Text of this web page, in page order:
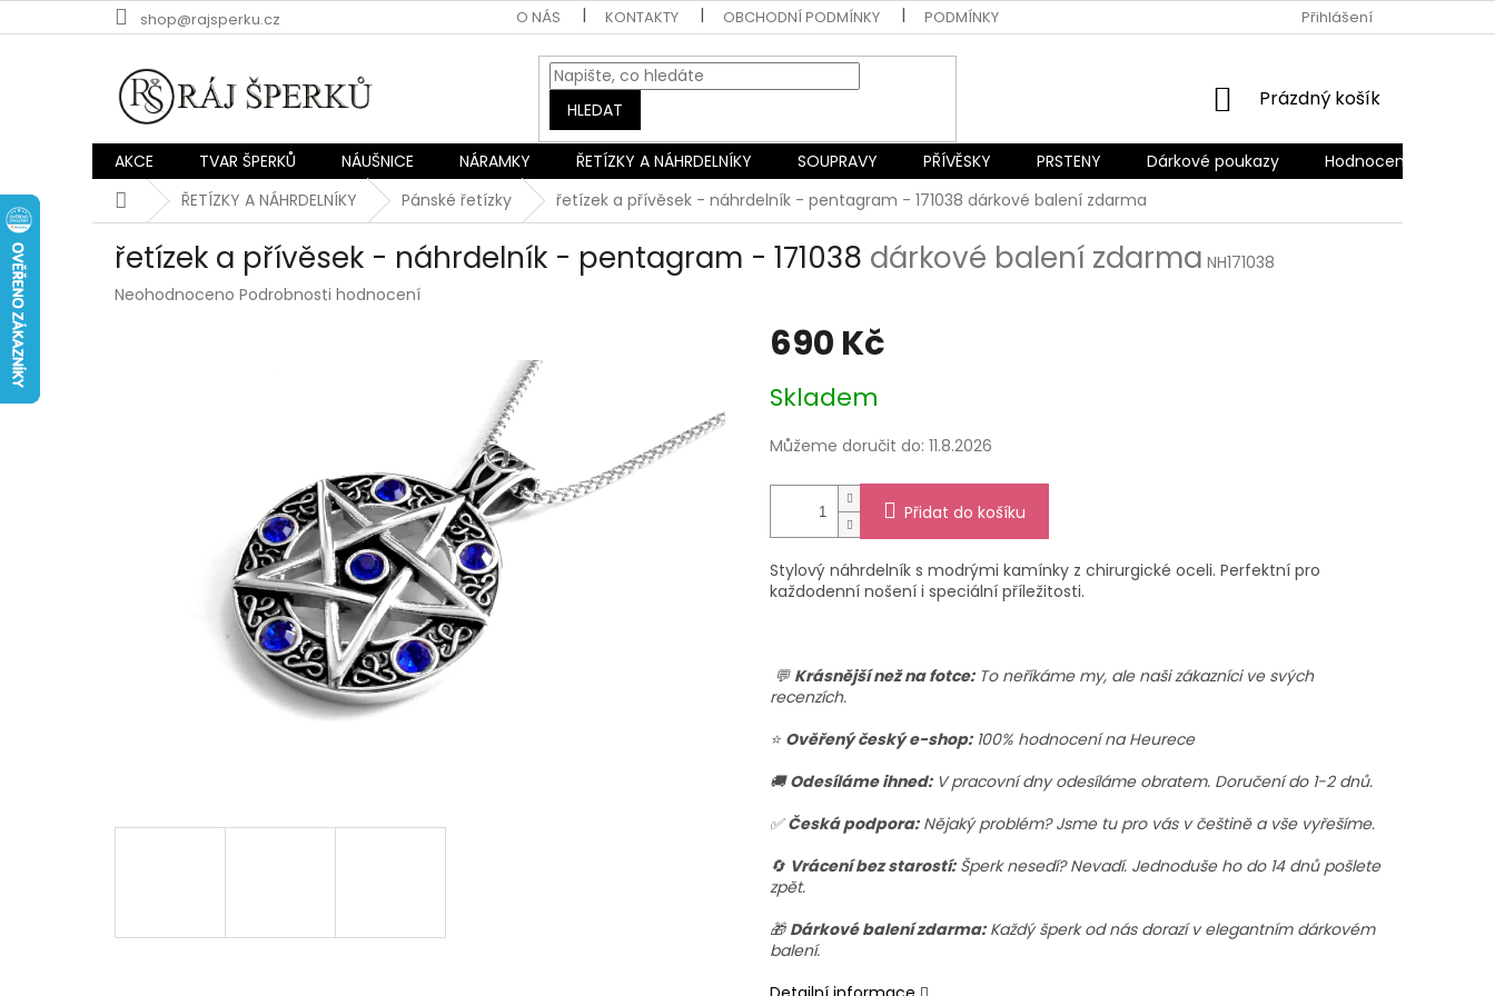
na
shop@rajsperku.cz O NÁS KONTAKTY OBCHODNÍ PODMÍNKY PODMÍNKY OCHRANY OSOBNÍCH ÚDAJŮ REKLAMACE A VRÁCENÍ ZBOŽÍ
Přihlášení
HLEDAT
NÁKUPNÍ
Prázdný košík
AKCE TVAR ŠPERKŮ NÁUŠNICE NÁRAMKY ŘETÍZKY A NÁHRDELNÍKY SOUPRAVY PŘÍVĚSKY PRSTENY Dárkové poukazy
Hodnocení obchodu
DomůŘETÍZKY A NÁHRDELNÍKY Pánské řetízky řetízek a přívěsek - náhrdelník - pentagram - 171038 dárkové balení zdarma
řetízek a přívěsek - náhrdelník - pentagram - 171038 dárkové balení zdarma NH171038
Průměrné
Neohodnoceno Podrobnosti hodnocení
690 Kč
cena:
Skladem
Můžeme doručit do: 11.8.2026
Přidat do košíku
Stylový náhrdelník s modrými kamínky z chirurgické oceli. Perfektní pro
každodenní nošení i speciální příležitosti.
💬 Krásnější než na fotce:To neříkáme my, ale naši zákazníci ve svých
recenzích.
⭐ Ověřený český e-shop:100% hodnocení na Heurece
🚚 Odesíláme ihned:V pracovní dny odesíláme obratem. Doručení do 1-2 dnů.
✅ Česká podpora:Nějaký problém? Jsme tu pro vás v češtině a vše vyřešíme.
🔄 Vrácení bez starostí:Šperk nesedí? Nevadí. Jednoduše ho do 14 dnů pošlete
zpět.
🎁 Dárkové balení zdarma:Každý šperk od nás dorazí v elegantním dárkovém
balení.